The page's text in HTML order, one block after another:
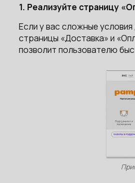
1. Реализуйте страницу
Если у вас сложные
страницы «Доставка» и
позволит пользователю